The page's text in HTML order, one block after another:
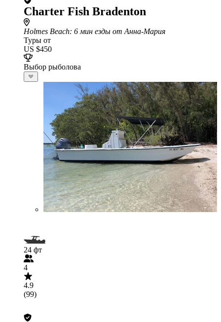
Charter Fish Bradenton
Holmes Beach: 6 мин езды от Анна-Мария
Туры от
US $450
Выбор рыболова
24 фт
4
4.9
(99)